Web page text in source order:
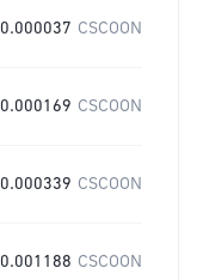
0.000037 CSCOON
0.000169 CSCOON
0.000339 CSCOON
0.001188 CSCOON